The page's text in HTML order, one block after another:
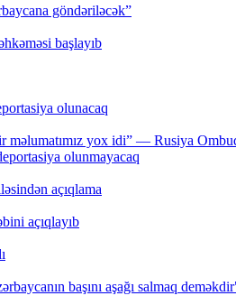
göndəriləcək”
başlayıb
olunacaq
məlumatımız yox idi” — Rusiya
olunmayacaq
açıqlama
açıqlayıb
başını aşağı salmaq